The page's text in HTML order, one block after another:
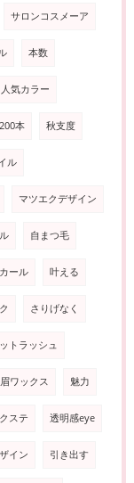
サロンコスメーア
本数
人気カラー
本 秋支度
ル
マツエクデザイン
自まつ毛
ール 叶える
さりげなく
トラッシュ
眉ワックス 魅力
ステ 透明感eye
イン 引き出す